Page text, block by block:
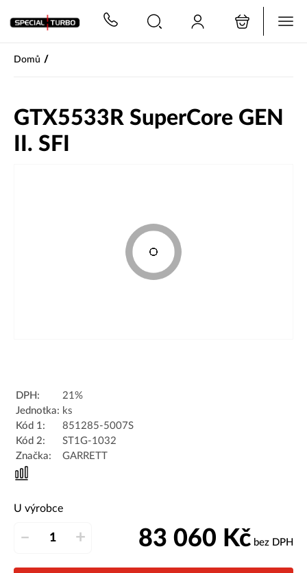
Domů /
GTX5533R SuperCore GEN
II. SFI
DPH:
21%
Jednotka: ks
Kód 1:
851285-5007S
Kód 2:
ST1G-1032
Značka:
GARRETT
U výrobce
– + 83 060 Kč bez DPH